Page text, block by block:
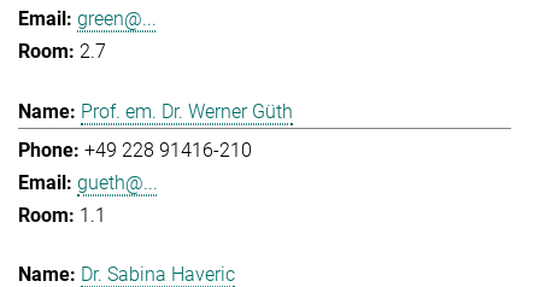
green@...
2.7
Prof. em. Dr. Werner Güth
+49 228 91416-210
gueth@...
1.1
Dr. Sabina Haveric